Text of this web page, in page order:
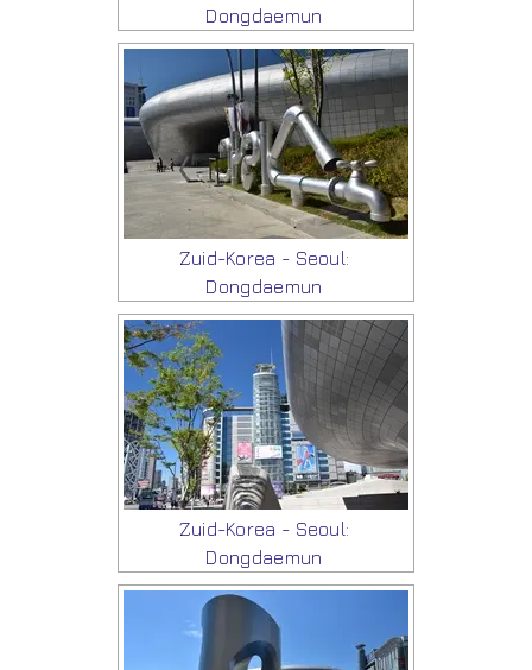
Dongdaemun
Zuid-Korea - Seoul:
Dongdaemun
Zuid-Korea - Seoul:
Dongdaemun